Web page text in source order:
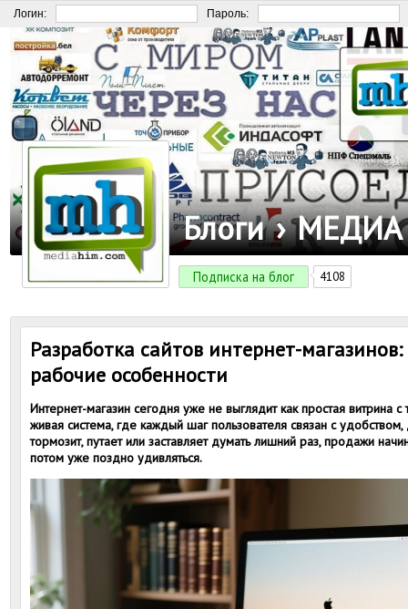
Логин: Пароль:
Блоги ›
Подписка на блог 4108
Разработка сайтов интернет-
рабочие особенности
Интернет-магазин сегодня уже не выглядит как простая витрина
живая система, где каждый шаг пользователя связан с
тормозит, путает или заставляет думать лишний раз, продажи
потом уже поздно удивляться.